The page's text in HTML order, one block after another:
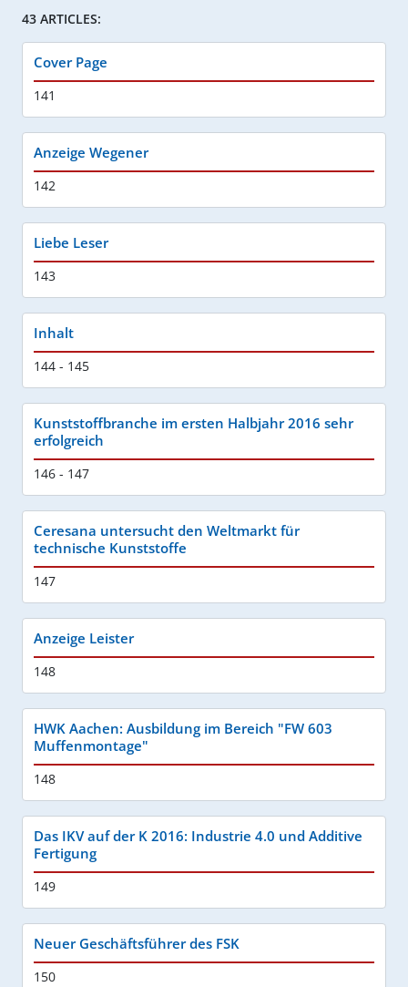
43 ARTICLES:
Cover Page
141
Anzeige Wegener
142
Liebe Leser
143
Inhalt
144 - 145
Kunststoffbranche im ersten Halbjahr 2016 sehr
erfolgreich
146 - 147
Ceresana untersucht den Weltmarkt für
technische Kunststoffe
147
Anzeige Leister
148
HWK Aachen: Ausbildung im Bereich "FW 603
Muffenmontage"
148
Das IKV auf der K 2016: Industrie 4.0 und Additive
Fertigung
149
Neuer Geschäftsführer des FSK
150